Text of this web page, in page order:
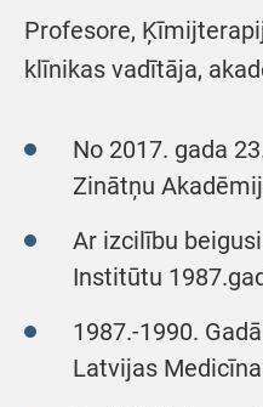
Profesore,
klīnikas vadītāja,
No 2017. gada
Zinātņu
Ar izcilību
Institūtu
1987.-1990.
Latvijas